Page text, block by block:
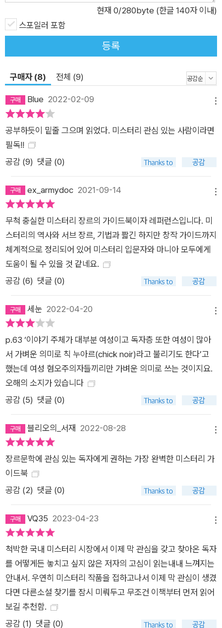
은 다양한 서브 장르를 소개하며 추천 작품을 통해 독자가 스스로
좋아하는 분야를 찾을 수 있도록 배려했다. 세 번째 파트 ‘기법’에
서는 레드 헤링, 자주 사용되는 트릭들, 밀실, 알리바이, 암호 등
미스터리 장르에서 일반적으로 사용되는 여러 기법을 설명한다.
간략한 창작 가이드와 레퍼런스, 미스터리 장르의 평가 기준을 정
는 풍문과 기타 지식들, 책을 고를 때 중요한 기준이 되는 랭킹 매
거진과 관련 상들을 요약한 뒤 한국추리작가협회장의 글을 빌려
한국 미스터리의 역사적 흐름을 소개했다. 마지막으로는 미스터
리 장르의 역사적 흐름을 이해하는 데 도움이 되는 100종의 작품
을 선정해 덧붙여, 독자들의 장르 이해와 읽을 책 선정에 도움이
되고자 했다. 이렇게 여섯 개의 챕터를 거치면 독자는 미스터리
장르의 기초에 대해 체계적으로 이해하게 되고, ‘아는 만큼 보인
다’는 말처럼 이 책을 통해 미스터리 장르를 좀 더 잘 즐길 수 있
게 될 것이다. 하지만 그렇다고 해서 부담을 가지고 꼭 처음부터
읽어야 할 필요는 없다. 각 챕터는 여섯 개에서 열두 개의 소챕터
로 구성되어 있는데, 소챕터들은 각각 독립성을 갖춰 시간 날 때
나 자기 전 조금씩 읽어볼 수 있도록 이루어져 있다. 또 필요한 곳
에 꼭지 코너를 삽입해 자투리 정보를 실어 읽는 재미를 더했다.
그리고 무엇보다 독자가 관련 도서를 쉽게 찾아볼 수 있도록, 저
자는 글 전체를 미번역 작품이 아니라 국내에 소개된 작품을 통해
서술하려고 최대한 노력했다. 모든 글은 2021년 8월을 기준으로
갱신한 따끈따끈한 최신 정보를 포함해 쓰였다. 미스터리 장르를
좋아하고 더 깊이 이해하려는 이들을 위해, 수십 년간 국내 미스
터리 시장을 겪어온 저자가 그 경험과 깨달음을 풀어낸 책 저자
윤영천은 어린 시절 전집 사이에 낀 『에밀과 탐정들』이란 책을 통
해 미스터리에 관심을 갖게 된 후 지금까지 계속 미스터리를 읽어
리 애호가로 이름이 알려지기 시작한 그는 1999년에 국내에서
가장 유명한 미스터리 관련 홈페이지 ‘하우미스터리’를 열었고,
신부 시리즈’, ‘레이먼드 챈들러 전집’ 등을 기획했으며, 결국 출판
계에 뛰어들어 ‘긴다이치 코스케 시리즈’, ‘엘러리 퀸 컬렉션’을 비
롯해 수십 종의 미스터리를 기획 및 편집했다. 무엇보다 다양한
에 대해 알리기 위해 노력해왔는데, 그 결과 미스터리, 특히 해외
미스터리에 대해서는 국내 최고의 전문가로 인정받고 있다. 이렇
게 수십 년간 미스터리 독자-애호가-기획자-편집자-저자라는 여
러 위치로 파란만장한 국내 미스터리 시장을 겪어오면서, 그는 여
러 관점으로 장르를 관찰하고 또 이해하게 되었다. 그 결과 장르
에 대한 일종의 깨달음을 얻었고, 이를 대중과 함께 나누기 위해
고민하다 한 권의 책으로 묶기로 했다. 『미스터리 가이드북』은 이
런 치열한 과정을 거쳐 탄생한 그의 첫 책이다. 자, 이제 준비가
현재 0/280byte (한글 140자 이내)
스포일러 포함
등록
구매자 (8) 전체 (9)
Blue 2022-02-09
공부하듯이 밑줄 그으며 읽었다. 미스터리 관심 있는 사람이라면
필독!!
공감 (9) 댓글 (0)
ex_armydoc 2021-09-14
무척 충실한 미스터리 장르의 가이드북이자 레퍼런스입니다. 미
스터리의 역사와 서브 장르, 기법과 짧긴 하지만 창작 가이드까지
체계적으로 정리되어 있어 미스터리 입문자와 마니아 모두에게
도움이 될 수 있을 것 같네요.
공감 (6) 댓글 (0)
세눈 2022-04-20
p.63 ‘이야기 주체가 대부분 여성이고 독자층 또한 여성이 많아
서 가벼운 의미로 칙 누아르(chick noir)라고 불리기도 한다’고
했는데 여성 혐오주의자들끼리만 가벼운 의미로 쓰는 것이지요.
오해의 소지가 있습니다
공감 (5) 댓글 (0)
블리오의_서재 2022-08-28
장르문학에 관심 있는 독자에게 권하는 가장 완벽한 미스터리 가
이드북
공감 (2) 댓글 (0)
VQ35 2023-04-23
척박한 국내 미스터리 시장에서 이제 막 관심을 갖고 찾아온 독자
를 어떻게든 놓치고 싶지 않은 저자의 고심이 읽는내내 느껴지는
안내서. 우연히 미스터리 작품을 접하고나서 이제 막 관심이 생겼
다면 다른소설 찾기를 잠시 미뤄두고 무조건 이책부터 먼저 읽어
보길 추천함.
공감 (1) 댓글 (0)